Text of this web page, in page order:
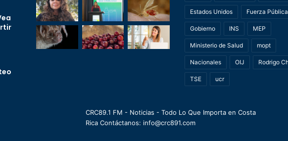
Estados Unidos Fuerza Pública
Gobierno INS MEP
Ministerio de Salud mopt
Nacionales OIJ Rodrigo
TSE ucr
CRC89.1 FM - Noticias - Todo Lo Que Importa en Costa
Rica Contáctanos: info@crc891.com